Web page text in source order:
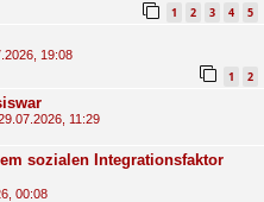
1 2 3 4 5
19:08
1 2
11:29
sozialen Integrationsfaktor
00:08